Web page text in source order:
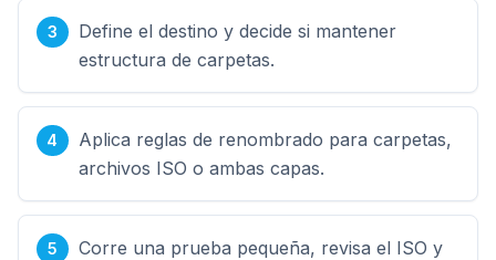
Define el destino y decide si mantener
estructura de carpetas.
Aplica reglas de renombrado para carpetas,
archivos ISO o ambas capas.
Corre una prueba pequeña, revisa el ISO y